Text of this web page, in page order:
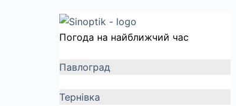
Погода на найближчий час
Павлоград
Тернівка